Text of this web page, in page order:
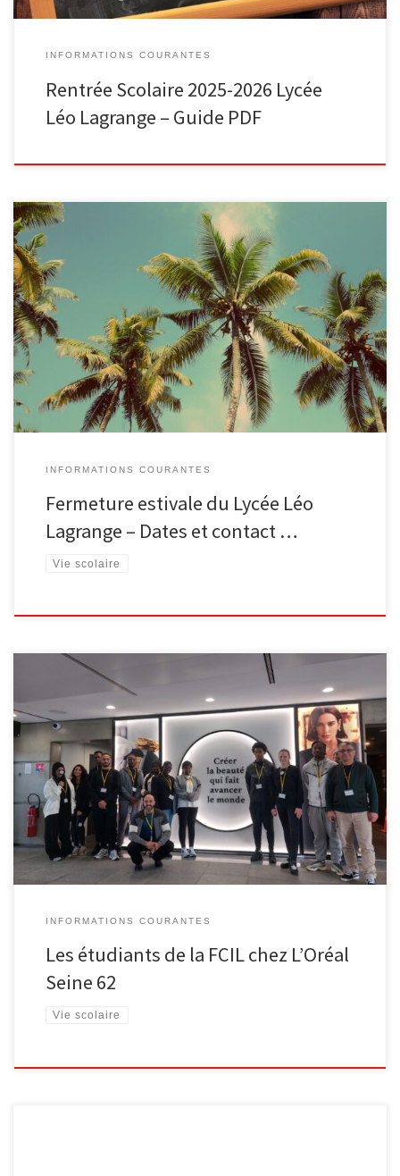
INFORMATIONS COURANTES
Rentrée Scolaire 2025-2026 Lycée
Léo Lagrange – Guide PDF
[…]
INFORMATIONS COURANTES
Fermeture estivale du Lycée Léo
Lagrange – Dates et contact …
Vie scolaire
[…]
INFORMATIONS COURANTES
Les étudiants de la FCIL chez L’Oréal
Seine 62
Vie scolaire